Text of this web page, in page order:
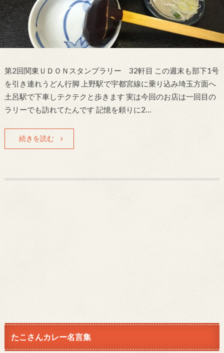
第2回関東ＵＤＯＮスタンプラリー 32軒目 この週末も部下1号
を引き連れうどん行脚 上野駅で宇都宮線に乗り込み埼玉方面へ
土呂駅で下車しテクテクと歩きます 実は今回のお店は一回目の
ラリーでも訪れてたんです 記憶を頼りに2…
続きを読む
たこさんカレー名言集